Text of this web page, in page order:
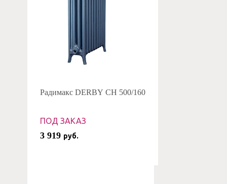
Радимакс DERBY CH 500/160
ПОД ЗАКАЗ
3 919 руб.